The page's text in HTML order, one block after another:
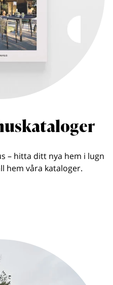
– hitta ditt nya hem i lugn
hem våra kataloger.